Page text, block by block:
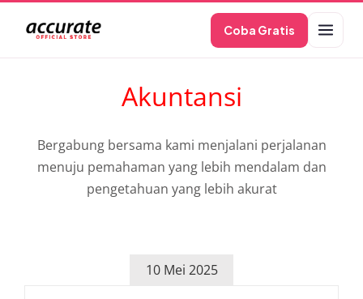
content
Coba Gratis
Akuntansi
Bergabung bersama kami menjalani perjalanan
menuju pemahaman yang lebih mendalam dan
pengetahuan yang lebih akurat
10 Mei 2025